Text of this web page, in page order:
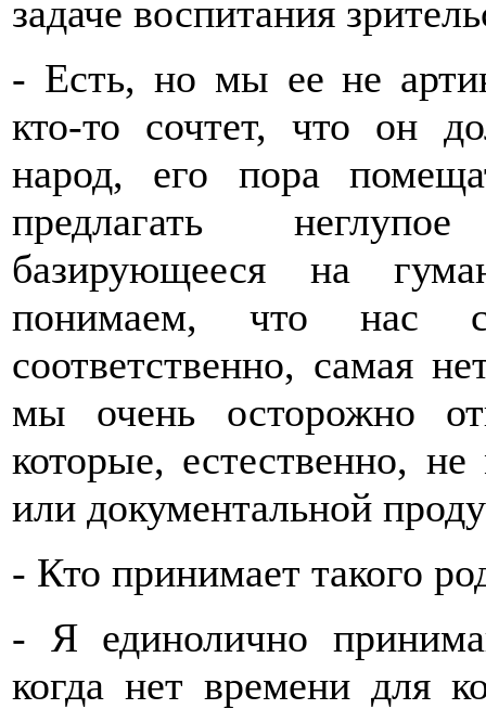
задаче воспитания
- Есть, но мы ее не
кто-то сочтет, что он
народ, его пора
предлагать
базирующееся на
понимаем, что нас
соответственно, самая
мы очень осторожно
которые, естественно,
или документальной
- Кто принимает такого
- Я единолично
когда нет времени для